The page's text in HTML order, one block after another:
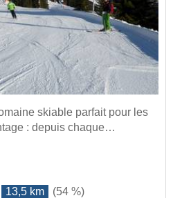
skiable parfait pour les
: depuis chaque…
13,5 km
(54 %)